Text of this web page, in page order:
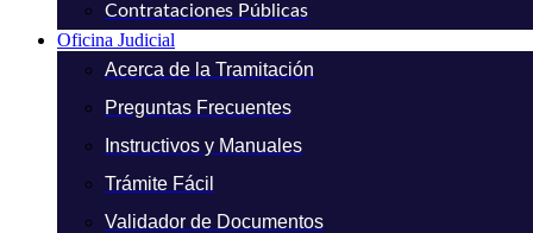
Contrataciones Públicas
Oficina Judicial
Acerca de la Tramitación
Preguntas Frecuentes
Instructivos y Manuales
Trámite Fácil
Validador de Documentos